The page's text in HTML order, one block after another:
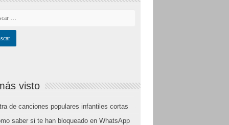
visto
de canciones populares infantiles cortas
saber si te han bloqueado en WhatsApp